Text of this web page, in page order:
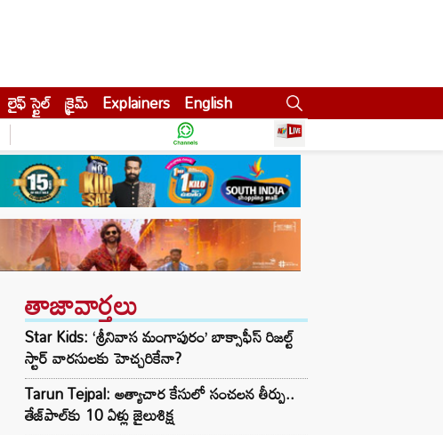
లైఫ్ స్టైల్ క్రైమ్ Explainers English
తాజావార్తలు
Star Kids: ‘శ్రీనివాస మంగాపురం’ బాక్సాఫీస్ రిజల్ట్
స్టార్ వారసులకు హెచ్చరికేనా?
Tarun Tejpal: అత్యాచార కేసులో సంచలన తీర్పు..
తేజ్‌పాల్‌కు 10 ఏళ్లు జైలుశిక్ష